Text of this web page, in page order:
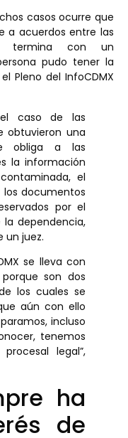
casos ocurre que
a acuerdos entre las
termina con un
pudo tener la
Pleno del InfoCDMX
caso de las
obtuvieron una
obliga a las
la información
el
los documentos
por el
dependencia,
un juez.
se lleva con
son dos
los cuales se
aún con ello
incluso
tenemos
legal”,
ha
de